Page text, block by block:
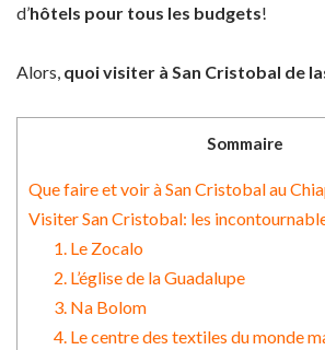
d’hôtels pour tous les budgets!
Alors, quoi visiter à San Cristobal de
Sommaire
Que faire et voir à San Cristobal au
Visiter San Cristobal: les
1. Le Zocalo
2. L’église de la Guadalupe
3. Na Bolom
4. Le centre des textiles du monde